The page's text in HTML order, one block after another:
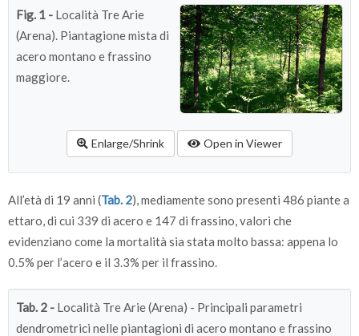
Fig. 1 - Località Tre Arie
(Arena). Piantagione mista di
acero montano e frassino
maggiore.
Enlarge/Shrink Open in Viewer
All’età di 19 anni (Tab. 2), mediamente sono presenti 486 piante a
ettaro, di cui 339 di acero e 147 di frassino, valori che
evidenziano come la mortalità sia stata molto bassa: appena lo
0.5% per l’acero e il 3.3% per il frassino.
Tab. 2 - Località Tre Arie (Arena) - Principali parametri
dendrometrici nelle piantagioni di acero montano e frassino